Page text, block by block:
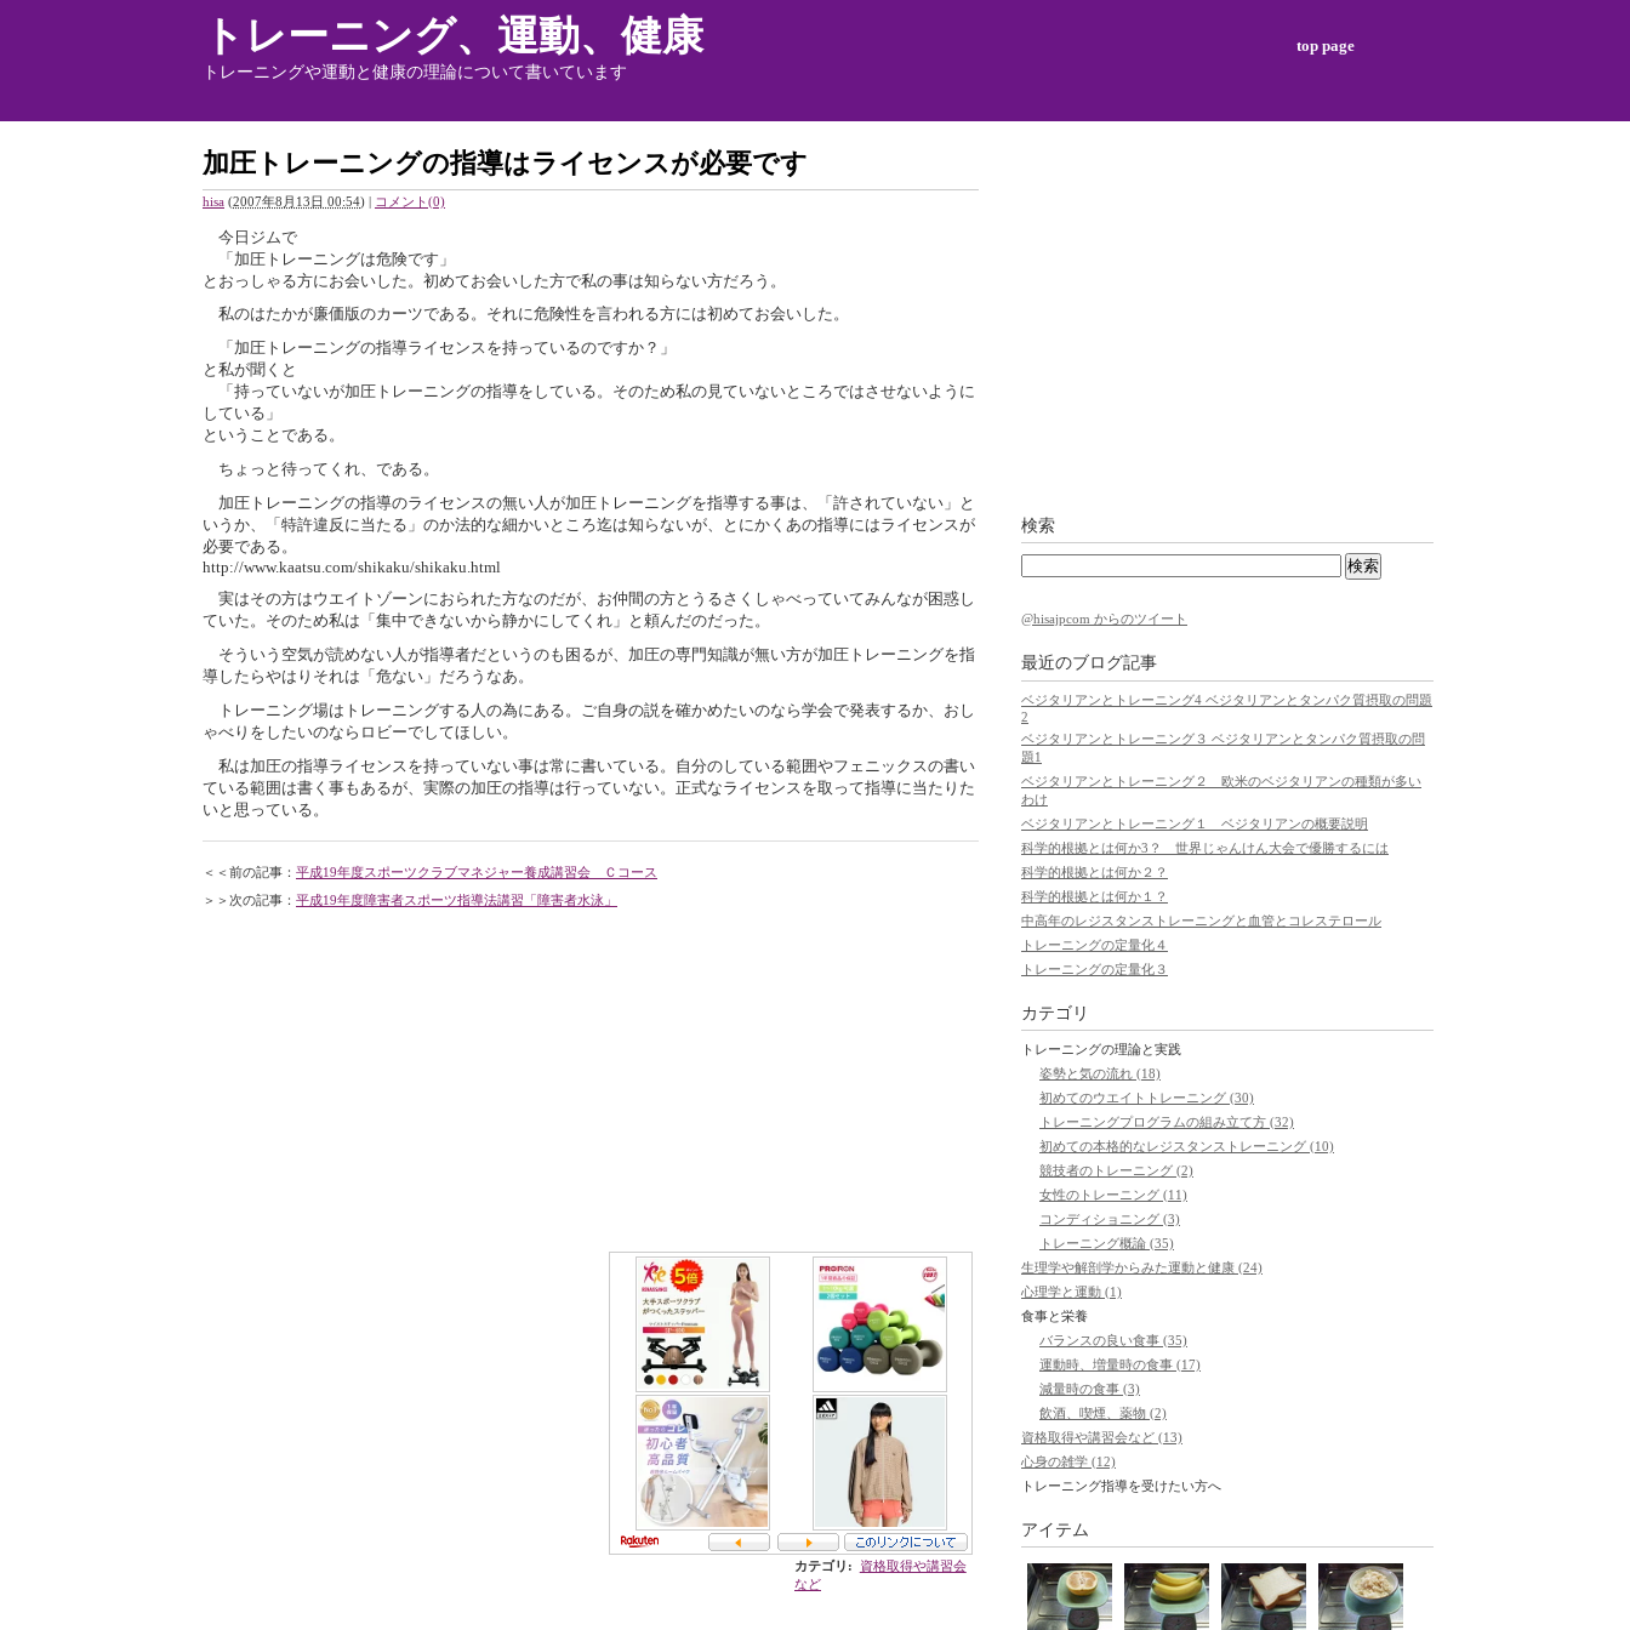
top page
トレーニング、運動、健康
トレーニングや運動と健康の理論について書いています
加圧トレーニングの指導はライセンスが必要です
hisa (2007年8月13日 00:54) | コメント(0)
今日ジムで
「加圧トレーニングは危険です」
とおっしゃる方にお会いした。初めてお会いした方で私の事は知らない方だろう。
私のはたかが廉価版のカーツである。それに危険性を言われる方には初めてお会いした。
「加圧トレーニングの指導ライセンスを持っているのですか？」
と私が聞くと
「持っていないが加圧トレーニングの指導をしている。そのため私の見ていないところではさせないように
している」
ということである。
ちょっと待ってくれ、である。
加圧トレーニングの指導のライセンスの無い人が加圧トレーニングを指導する事は、「許されていない」と
いうか、「特許違反に当たる」のか法的な細かいところ迄は知らないが、とにかくあの指導にはライセンスが
必要である。
http://www.kaatsu.com/shikaku/shikaku.html
実はその方はウエイトゾーンにおられた方なのだが、お仲間の方とうるさくしゃべっていてみんなが困惑し
ていた。そのため私は「集中できないから静かにしてくれ」と頼んだのだった。
そういう空気が読めない人が指導者だというのも困るが、加圧の専門知識が無い方が加圧トレーニングを指
導したらやはりそれは「危ない」だろうなあ。
トレーニング場はトレーニングする人の為にある。ご自身の説を確かめたいのなら学会で発表するか、おし
ゃべりをしたいのならロビーでしてほしい。
私は加圧の指導ライセンスを持っていない事は常に書いている。自分のしている範囲やフェニックスの書い
ている範囲は書く事もあるが、実際の加圧の指導は行っていない。正式なライセンスを取って指導に当たりた
いと思っている。
＜＜前の記事： 平成19年度スポーツクラブマネジャー養成講習会 Ｃコース
＞＞次の記事： 平成19年度障害者スポーツ指導法講習「障害者水泳」
カテゴリ :
資格取得や講習会
など
検索
@hisajpcom からのツイート
最近のブログ記事
ベジタリアンとトレーニング4 ベジタリアンとタンパク質摂取の問題
2
ベジタリアンとトレーニング３ ベジタリアンとタンパク質摂取の問
題1
ベジタリアンとトレーニング２ 欧米のベジタリアンの種類が多い
わけ
ベジタリアンとトレーニング１ ベジタリアンの概要説明
科学的根拠とは何か3？ 世界じゃんけん大会で優勝するには
科学的根拠とは何か２？
科学的根拠とは何か１？
中高年のレジスタンストレーニングと血管とコレステロール
トレーニングの定量化４
トレーニングの定量化３
カテゴリ
トレーニングの理論と実践
姿勢と気の流れ (18)
初めてのウエイトトレーニング (30)
トレーニングプログラムの組み立て方 (32)
初めての本格的なレジスタンストレーニング (10)
競技者のトレーニング (2)
女性のトレーニング (11)
コンディショニング (3)
トレーニング概論 (35)
生理学や解剖学からみた運動と健康 (24)
心理学と運動 (1)
食事と栄養
バランスの良い食事 (35)
運動時、増量時の食事 (17)
減量時の食事 (3)
飲酒、喫煙、薬物 (2)
資格取得や講習会など (13)
心身の雑学 (12)
トレーニング指導を受けたい方へ
アイテム